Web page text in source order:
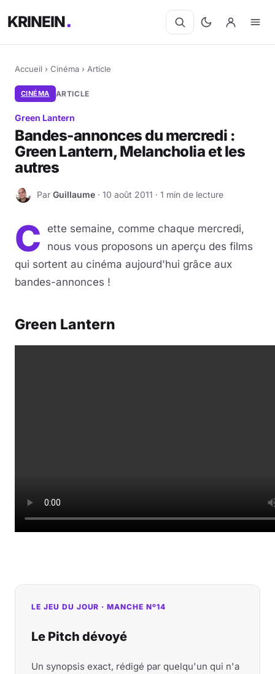
KRINEIN
Accueil › Cinéma › Article
CINÉMA ARTICLE
Green Lantern
Bandes-annonces du mercredi :
Green Lantern, Melancholia et les
autres
G Par Guillaume · 10 août 2011 · 1 min de lecture
C
ette semaine, comme chaque mercredi,
nous vous proposons un aperçu des films
qui sortent au cinéma aujourd'hui grâce aux
bandes-annonces !
Green Lantern
LE JEU DU JOUR · MANCHE Nº14
Le Pitch dévoyé
Un synopsis exact, rédigé par quelqu'un qui n'a